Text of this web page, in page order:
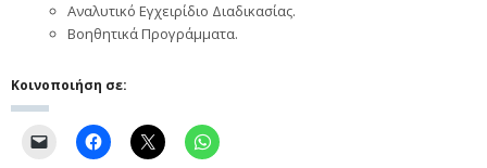
Αναλυτικό Εγχειρίδιο Διαδικασίας.
Βοηθητικά Προγράμματα.
Κοινοποιήση σε: